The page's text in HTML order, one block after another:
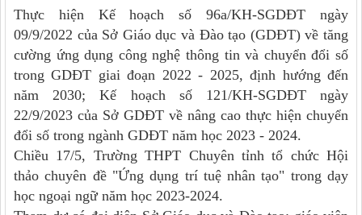
Thực hiện Kế hoạch số 96a/KH-SGDĐT ngày
09/9/2022 của Sở Giáo dục và Đào tạo (GDĐT) về tăng
cường ứng dụng công nghệ thông tin và chuyển đổi số
trong GDĐT giai đoạn 2022 - 2025, định hướng đến
năm 2030; Kế hoạch số 121/KH-SGDĐT ngày
22/9/2023 của Sở GDĐT về nâng cao thực hiện chuyển
đổi số trong ngành GDĐT năm học 2023 - 2024.
Chiều 17/5, Trường THPT Chuyên tỉnh tổ chức Hội
thảo chuyên đề "Ứng dụng trí tuệ nhân tạo" trong dạy
học ngoại ngữnăm học 2023-2024.